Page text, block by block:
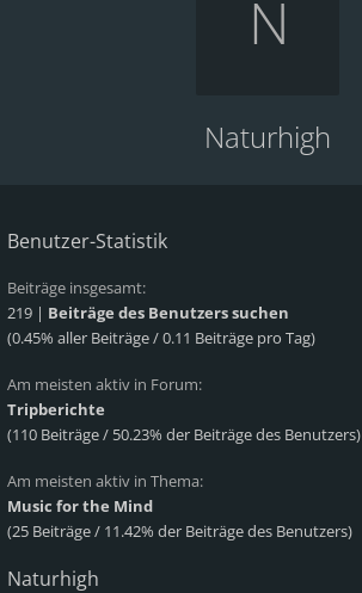
Naturhigh
Benutzer-Statistik
Beiträge insgesamt:
219 | Beiträge des Benutzers suchen
(0.45% aller Beiträge / 0.11 Beiträge pro Tag)
Am meisten aktiv in Forum:
Tripberichte
(110 Beiträge / 50.23% der Beiträge des Benutzers)
Am meisten aktiv in Thema:
Music for the Mind
(25 Beiträge / 11.42% der Beiträge des Benutzers)
Naturhigh